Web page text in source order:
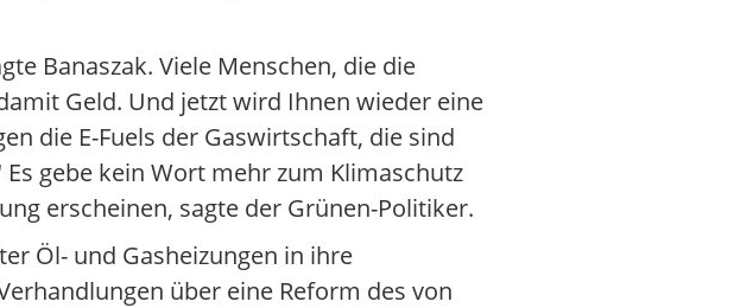
Banaszak. Viele Menschen, die die
Geld. Und jetzt wird Ihnen wieder eine
die E-Fuels der Gaswirtschaft, die sind
gebe kein Wort mehr zum Klimaschutz
erscheinen, sagte der Grünen-Politiker.
Öl- und Gasheizungen in ihre
über eine Reform des von